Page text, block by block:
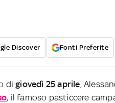
Discover Fonti Preferite
di giovedì 25 aprile,
, il famoso pasticcere